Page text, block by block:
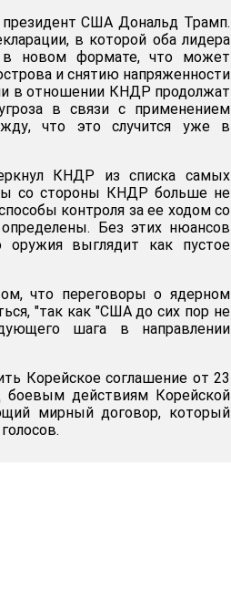
США Дональд Трамп.
в которой оба лидера
в новом формате, что может
и снятию напряженности
в отношении КНДР продолжат
в связи с применением
что это случится уже в
КНДР из списка самых
со стороны КНДР больше не
контроля за ее ходом со
Без этих нюансов
выглядит как пустое
что переговоры о ядерном
"так как "США до сих пор не
шага в направлении
Корейское соглашение от 23
действиям Корейской
мирный договор, который